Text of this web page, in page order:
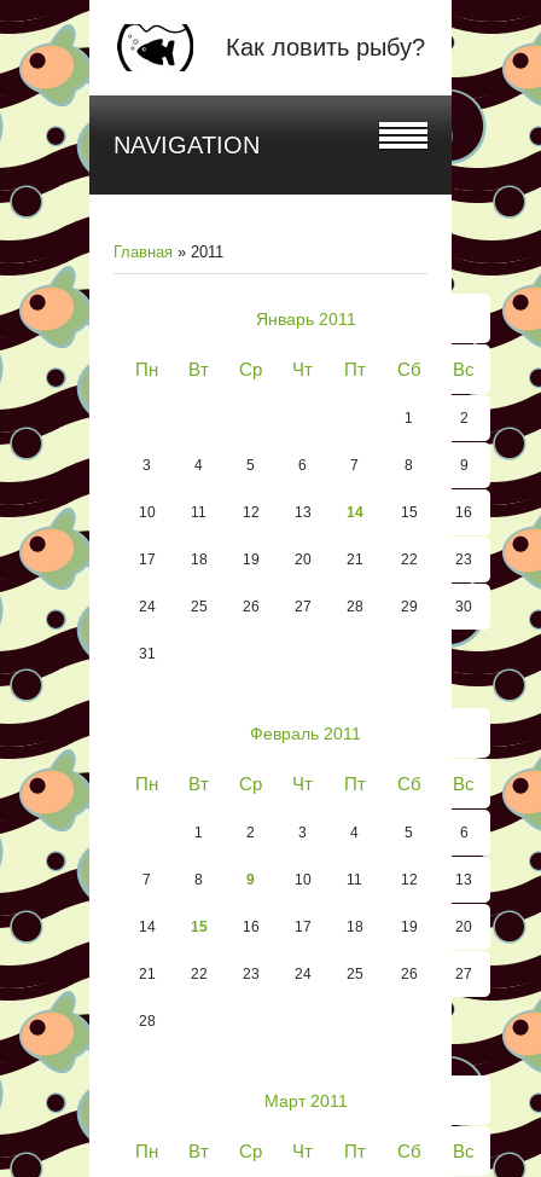
Как ловить рыбу?
NAVIGATION
Главная » 2011
Январь 2011
Пн Вт Ср Чт Пт Сб Вс
1 2
3 4 5 6 7 8 9
10 11 12 13 14 15 16
17 18 19 20 21 22 23
24 25 26 27 28 29 30
31
Февраль 2011
Пн Вт Ср Чт Пт Сб Вс
1 2 3 4 5 6
7 8 9 10 11 12 13
14 15 16 17 18 19 20
21 22 23 24 25 26 27
28
Март 2011
Пн Вт Ср Чт Пт Сб Вс